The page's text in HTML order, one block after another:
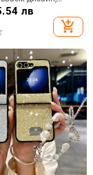
джоб за
удароустойчив
лв
add_shopping_cart